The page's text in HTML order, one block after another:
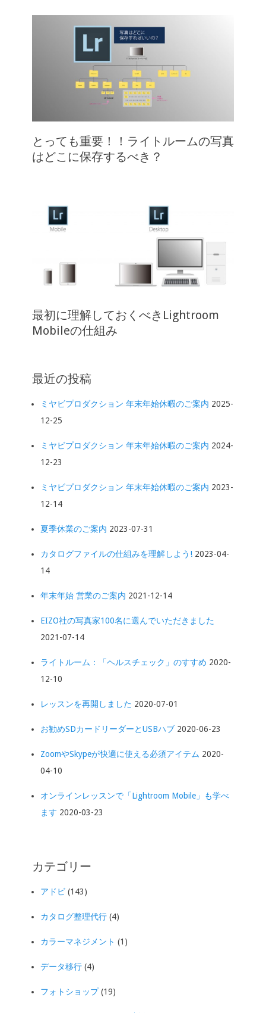
とっても重要！！ライトルームの写真
はどこに保存するべき？
最初に理解しておくべきLightroom
Mobileの仕組み
最近の投稿
ミヤビプロダクション 年末年始休暇のご案内 2025-
12-25
ミヤビプロダクション 年末年始休暇のご案内 2024-
12-23
ミヤビプロダクション 年末年始休暇のご案内 2023-
12-14
夏季休業のご案内 2023-07-31
カタログファイルの仕組みを理解しよう! 2023-04-
14
年末年始 営業のご案内 2021-12-14
EIZO社の写真家100名に選んでいただきました
2021-07-14
ライトルーム：「ヘルスチェック」のすすめ 2020-
12-10
レッスンを再開しました 2020-07-01
お勧めSDカードリーダーとUSBハブ 2020-06-23
ZoomやSkypeが快適に使える必須アイテム 2020-
04-10
オンラインレッスンで「Lightroom Mobile」も学べ
ます 2020-03-23
カテゴリー
アドビ (143)
カタログ整理代行 (4)
カラーマネジメント (1)
データ移行 (4)
フォトショップ(19)